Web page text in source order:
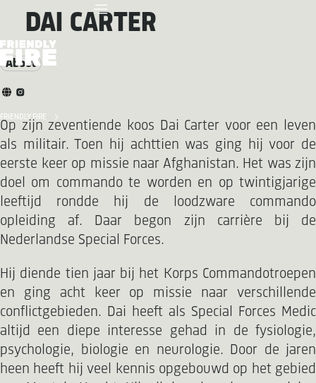
FRIENDLY FIRE
DAI CARTER
About
Op zijn zeventiende koos Dai Carter voor een leven
als militair. Toen hij achttien was ging hij voor de
eerste keer op missie naar Afghanistan. Het was zijn
doel om commando te worden en op twintigjarige
leeftijd rondde hij de loodzware commando
opleiding af. Daar begon zijn carrière bij de
Nederlandse Special Forces.
Hij diende tien jaar bij het Korps Commandotroepen
en ging acht keer op missie naar verschillende
conflictgebieden. Dai heeft als Special Forces Medic
altijd een diepe interesse gehad in de fysiologie,
psychologie, biologie en neurologie. Door de jaren
heen heeft hij veel kennis opgebouwd op het gebied